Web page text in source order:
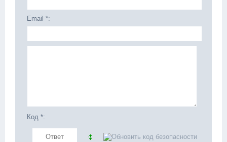
Email *:
Код *: